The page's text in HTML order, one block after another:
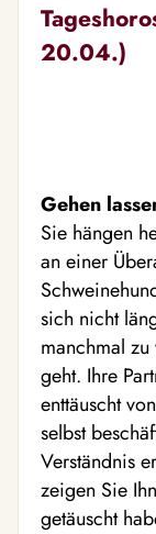
20.04.)
Gehen
Sie hängen
an einer
sich nicht
manchmal
geht. Ihre
enttäuscht
selbst
Verständnis
zeigen Sie
getäuscht